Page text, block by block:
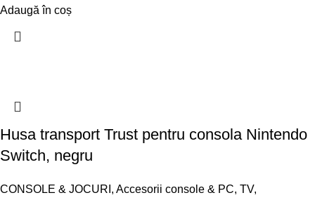
Adaugă în coș
Husa transport Trust pentru consola Nintendo
Switch, negru
CONSOLE & JOCURI , Accesorii console & PC, TV,